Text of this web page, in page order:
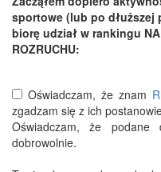
sportowe (lub po dłuższej
biorę udział w rankingu NA
ROZRUCHU:
Oświadczam, że znam
zgadzam się z ich
Oświadczam, że
dobrowolnie.